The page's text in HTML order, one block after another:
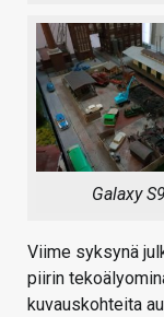
Galaxy
Viime syksynä
piirin
kuvauskohteita